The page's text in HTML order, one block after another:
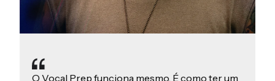
O Vocal Prep funciona mesmo. É como ter um